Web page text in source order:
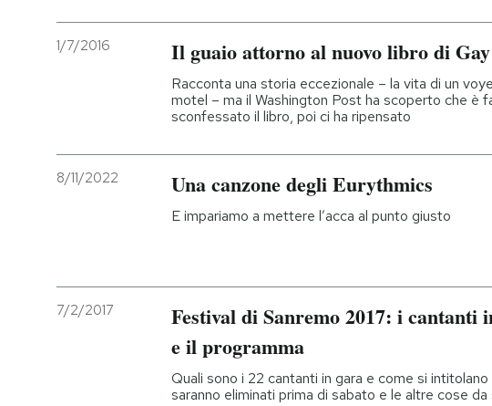
1/7/2016 Il guaio attorno al nuovo libro di
Racconta una storia eccezionale – la vita di un
motel – ma il Washington Post ha scoperto che è
sconfessato il libro, poi ci ha ripensato
8/11/2022 Una canzone degli Eurythmics
E impariamo a mettere l’acca al punto giusto
7/2/2017
Festival di Sanremo 2017: i cantanti
e il programma
Quali sono i 22 cantanti in gara e come si
saranno eliminati prima di sabato e le altre cose da